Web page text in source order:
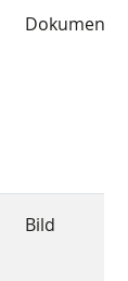
Dokument
Bild